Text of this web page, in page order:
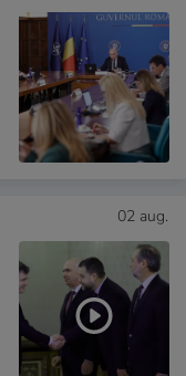
02 aug.